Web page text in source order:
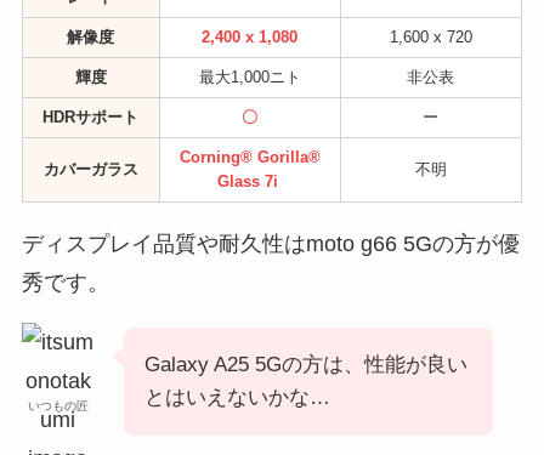
解像度 2,400 x 1,080 1,600 x 720
輝度 最大1,000ニト 非公表
HDRサポート 〇 ー
カバーガラス
Corning® Gorilla®
Glass 7i
不明
ディスプレイ品質や耐久性はmoto g66 5Gの方が優
秀です。
いつもの匠
Galaxy A25 5Gの方は、性能が良い
とはいえないかな…